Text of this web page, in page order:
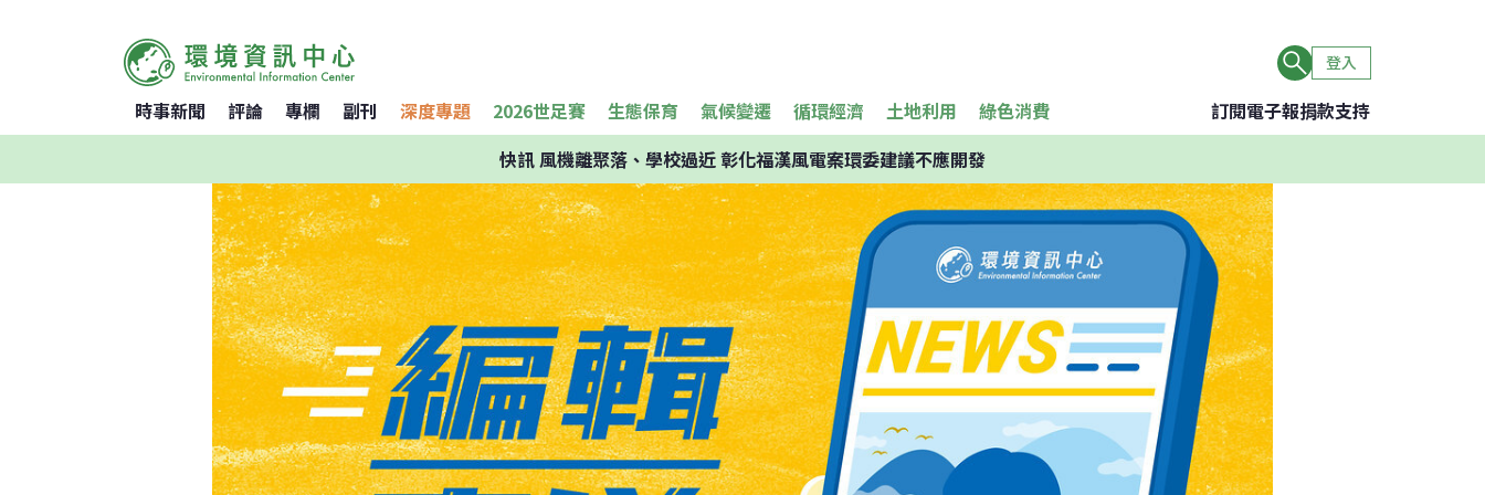
登入
時事新聞 評論 專欄 副刊 深度專題 2026世足賽 生態保育 氣候變遷 循環經濟 土地利用 綠色消費 訂閱電子報捐款支持
快訊風機離聚落、學校過近 彰化福漢風電案環委建議不應開發